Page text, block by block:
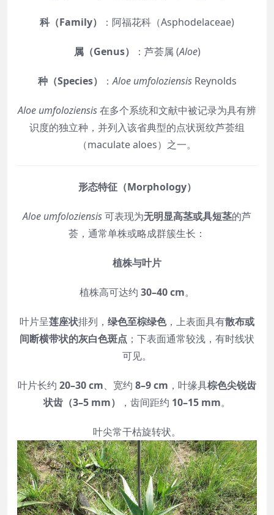
科（Family） ：阿福花科（Asphodelaceae)
属（Genus） ：芦荟属 (Aloe)
种（Species） ：Aloe umfoloziensisReynolds
Aloe umfoloziensis在多个系统和文献中被记录为具有辨
识度的独立种，并列入该省典型的点状斑纹芦荟组
（maculate aloes）之一。
形态特征（Morphology）
Aloe umfoloziensis可表现为无明显高茎或具短茎的芦
荟，通常单株或略成群簇生长：
植株与叶片
植株高可达约 30–40 cm。
叶片呈莲座状排列， 绿色至棕绿色，上表面具有散布或
间断横带状的灰白色斑点 ；下表面通常较浅，有时线状
可见。
叶片长约 20–30 cm、宽约 8–9 cm ，叶缘具棕色尖锐齿
状齿（3–5 mm）
，齿间距约 10–15 mm。
叶尖常干枯旋转状。